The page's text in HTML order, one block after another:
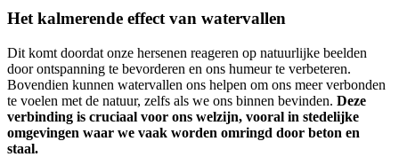
Het kalmerende effect van watervallen
Dit komt doordat onze hersenen reageren op natuurlijke beelden
door ontspanning te bevorderen en ons humeur te verbeteren.
Bovendien kunnen watervallen ons helpen om ons meer verbonden
te voelen met de natuur, zelfs als we ons binnen bevinden. Deze
verbinding is cruciaal voor ons welzijn, vooral in stedelijke
omgevingen waar we vaak worden omringd door beton en
staal.